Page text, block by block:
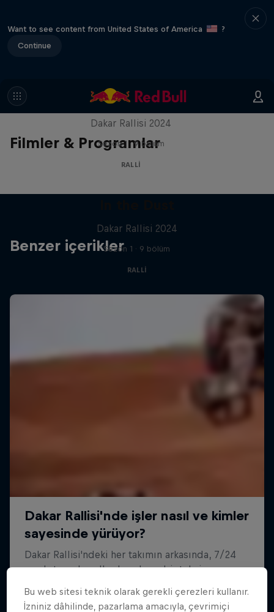
Want to see content from United States of America
?
Continue
Filmler & Programlar
In the Dust
Dakar Rallisi 2024
Sezon 1 · 9 bölüm
RALLI
Benzer içerikler
Dakar Rallisi 2024
Sezon 1 · 9 bölüm
RALLI
Bu web sitesi teknik olarak gerekli çerezleri kullanır.
İzniniz dâhilinde, pazarlama amacıyla, çevrimiçi